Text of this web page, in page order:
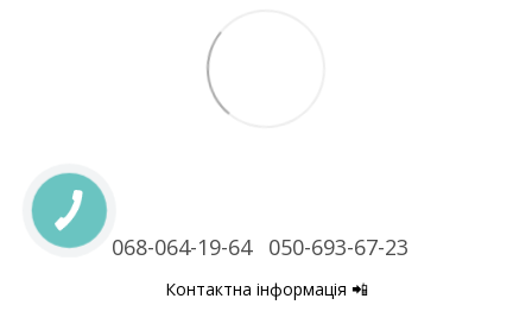
068-064-19-64 050-693-67-23
Контактна інформація 📲